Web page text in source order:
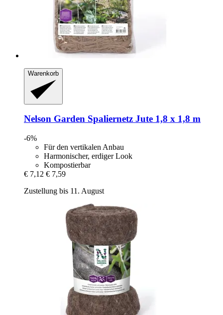
Warenkorb
Nelson Garden Spaliernetz Jute 1,8 x 1,8 m
-6%
Für den vertikalen Anbau
Harmonischer, erdiger Look
Kompostierbar
€ 7,12 € 7,59
Zustellung bis 11. August